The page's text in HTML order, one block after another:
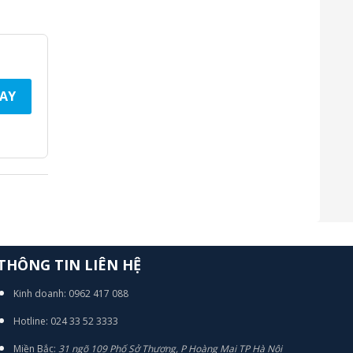
TIN LIÊN HỆ
Kinh doanh: 0962 417 088
Hotline: 024 33 52 3333
Miền Bắc: 31 ngõ 109 Phố Sở Thượng, P Hoàng Mai TP Hà Nội